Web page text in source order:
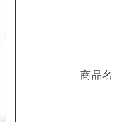
商品名